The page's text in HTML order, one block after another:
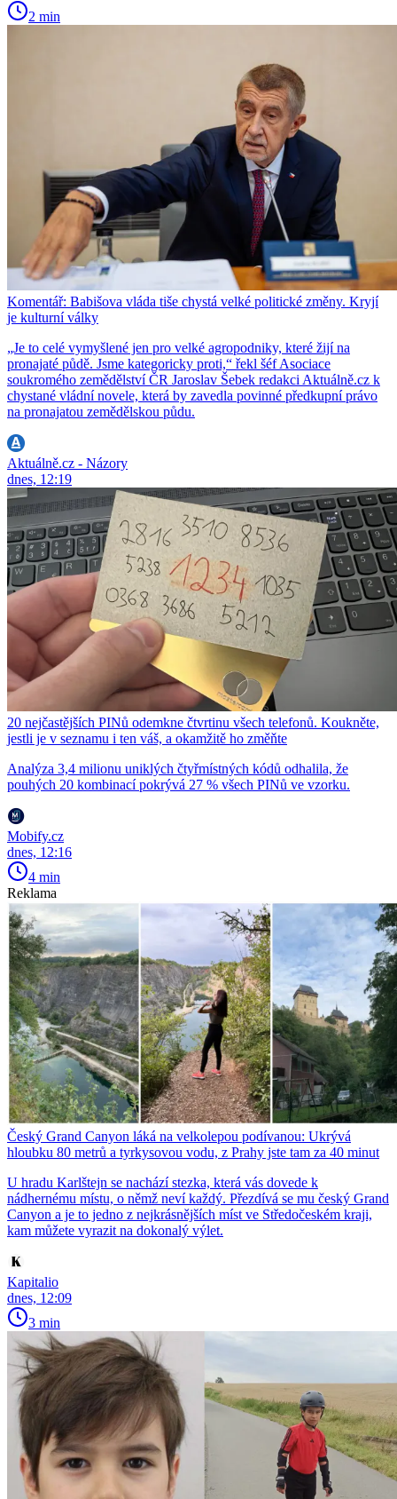
2 min
Komentář: Babišova vláda tiše chystá velké politické změny. Kryjí
je kulturní války
„Je to celé vymyšlené jen pro velké agropodniky, které žijí na
pronajaté půdě. Jsme kategoricky proti,“ řekl šéf Asociace
soukromého zemědělství ČR Jaroslav Šebek redakci Aktuálně.cz k
chystané vládní novele, která by zavedla povinné předkupní právo
na pronajatou zemědělskou půdu.
Aktuálně.cz - Názory
dnes, 12:19
20 nejčastějších PINů odemkne čtvrtinu všech telefonů. Koukněte,
jestli je v seznamu i ten váš, a okamžitě ho změňte
Analýza 3,4 milionu uniklých čtyřmístných kódů odhalila, že
pouhých 20 kombinací pokrývá 27 % všech PINů ve vzorku.
Mobify.cz
dnes, 12:16
4 min
Reklama
Český Grand Canyon láká na velkolepou podívanou: Ukrývá
hloubku 80 metrů a tyrkysovou vodu, z Prahy jste tam za 40 minut
U hradu Karlštejn se nachází stezka, která vás dovede k
nádhernému místu, o němž neví každý. Přezdívá se mu český Grand
Canyon a je to jedno z nejkrásnějších míst ve Středočeském kraji,
kam můžete vyrazit na dokonalý výlet.
Kapitalio
dnes, 12:09
3 min